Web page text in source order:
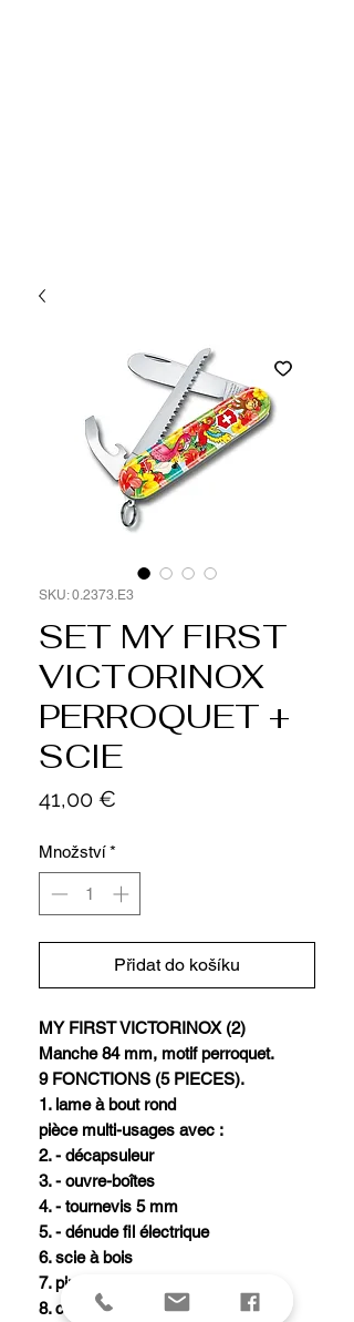
SKU: 0.2373.E3
SET MY FIRST
VICTORINOX
PERROQUET +
SCIE
41,00 €
Množství *
Přidat do košíku
MY FIRST VICTORINOX (2)
Manche 84 mm, motif perroquet.
9 FONCTIONS (5 PIECES).
1. lame à bout rond
pièce multi-usages avec :
2. - décapsuleur
3. - ouvre-boîtes
4. - tournevis 5 mm
5. - dénude fil électrique
6. scie à bois
7. pincettes
8. cure-dents